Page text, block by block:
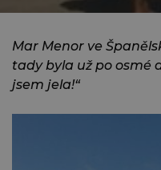
Mar Menor ve
tady byla už po osmé
jsem jela!“